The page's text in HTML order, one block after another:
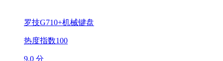
罗技G710+机械键盘
热度指数100
9.0 分